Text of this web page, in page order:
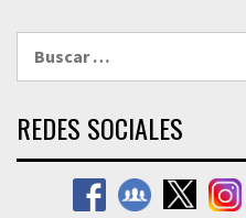
REDES SOCIALES